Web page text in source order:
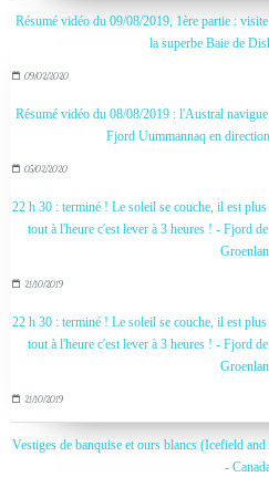
Résumé vidéo du 09/08/2019, 1ère partie :
la superbe Baie de
09/02/2020
Résumé vidéo du 08/08/2019 : l'Austral
Fjord Uummannaq en
05/02/2020
22 h 30 : terminé ! Le soleil se couche, il est
tout à l'heure c'est lever à 3 heures ! - Fjord
21/10/2019
22 h 30 : terminé ! Le soleil se couche, il est
tout à l'heure c'est lever à 3 heures ! - Fjord
21/10/2019
Vestiges de banquise et ours blancs (Icefield
-